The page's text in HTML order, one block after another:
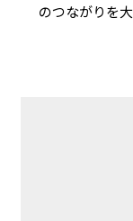
のつながりを